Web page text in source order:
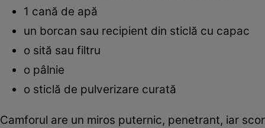
1 cană de apă
un borcan sau recipient din sticlă cu capac
o sită sau filtru
o pâlnie
o sticlă de pulverizare curată
Camforul are un miros puternic, penetrant, iar